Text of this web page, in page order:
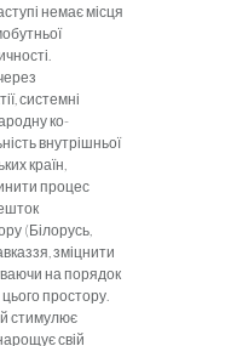
немає місця
системні
ко­
внутрішньої
країн,
процес
(Білорусь,
зміцнити
на порядок
простору.
стимулює
свій